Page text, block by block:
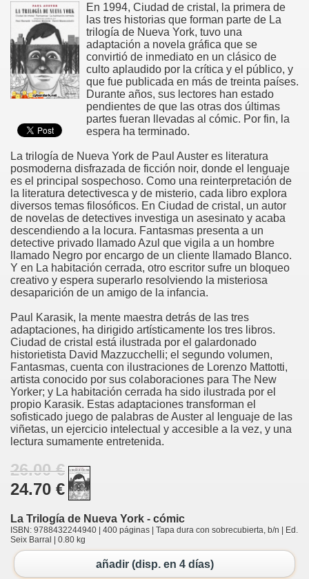
En 1994, Ciudad de cristal, la primera de
las tres historias que forman parte de La
trilogía de Nueva York, tuvo una
adaptación a novela gráfica que se
convirtió de inmediato en un clásico de
culto aplaudido por la crítica y el público, y
que fue publicada en más de treinta países.
Durante años, sus lectores han estado
pendientes de que las otras dos últimas
partes fueran llevadas al cómic. Por fin, la
espera ha terminado.
La trilogía de Nueva York de Paul Auster es literatura
posmoderna disfrazada de ficción noir, donde el lenguaje
es el principal sospechoso. Como una reinterpretación de
la literatura detectivesca y de misterio, cada libro explora
diversos temas filosóficos. En Ciudad de cristal, un autor
de novelas de detectives investiga un asesinato y acaba
descendiendo a la locura. Fantasmas presenta a un
detective privado llamado Azul que vigila a un hombre
llamado Negro por encargo de un cliente llamado Blanco.
Y en La habitación cerrada, otro escritor sufre un bloqueo
creativo y espera superarlo resolviendo la misteriosa
desaparición de un amigo de la infancia.
Paul Karasik, la mente maestra detrás de las tres
adaptaciones, ha dirigido artísticamente los tres libros.
Ciudad de cristal está ilustrada por el galardonado
historietista David Mazzucchelli; el segundo volumen,
Fantasmas, cuenta con ilustraciones de Lorenzo Mattotti,
artista conocido por sus colaboraciones para The New
Yorker; y La habitación cerrada ha sido ilustrada por el
propio Karasik. Estas adaptaciones transforman el
sofisticado juego de palabras de Auster al lenguaje de las
viñetas, un ejercicio intelectual y accesible a la vez, y una
lectura sumamente entretenida.
26.00 €
24.70 €
La Trilogía de Nueva York - cómic
ISBN: 9788432244940 | 400 páginas | Tapa dura con sobrecubierta, b/n | Ed.
Seix Barral | 0.80 kg
añadir (disp. en 4 días)